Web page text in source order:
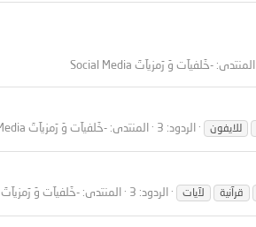
المنتدى: -خَلفيآت وَ رَمزيآتَ Social Media
للايفون الردود: 3 المنتدى: -خَلفيآت وَ رَمزيآتَ Social Media
قرآنية لآيات الردود: 3 المنتدى: -خَلفيآت وَ رَمزيآتَ Social Media